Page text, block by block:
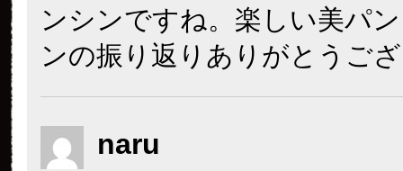
ンシンですね。楽しい美パ
ンの振り返りありがとうご
naru